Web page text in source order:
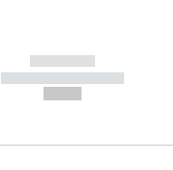
------------
----------- -----------